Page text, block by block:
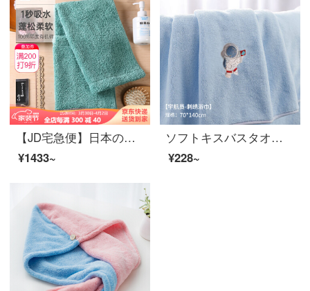
【JD宅急便】日本のオリジナル商品の輸入浅野の洗顔タオル、綿のタオル5つ星ホテルのタオルの柔らかさと厚いタオルの毛が落ちない32*85 cmの清水藍有機綿32*85 cm
¥1433~
ソフトキスバスタオル男女A類は純綿より吸水速度が高く、家庭用タオルは毛が落ちません。90*180宇宙飛行士70*140 cmです。
¥228~